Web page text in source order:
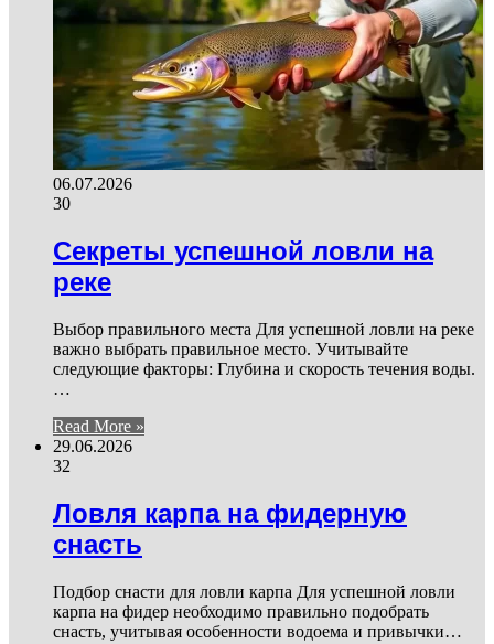
06.07.2026
30
Секреты успешной ловли на
реке
Выбор правильного места Для успешной ловли на реке
важно выбрать правильное место. Учитывайте
следующие факторы: Глубина и скорость течения воды.
…
Read More »
29.06.2026
32
Ловля карпа на фидерную
снасть
Подбор снасти для ловли карпа Для успешной ловли
карпа на фидер необходимо правильно подобрать
снасть, учитывая особенности водоема и привычки…